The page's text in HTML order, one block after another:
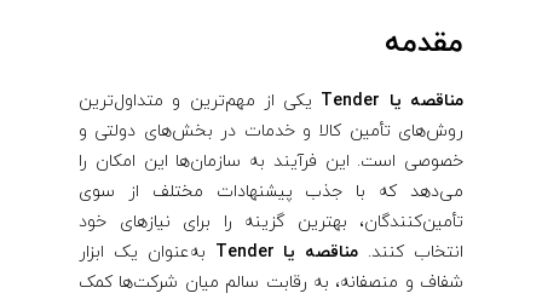
مقدمه
مناقصه یا Tender
یکی از مهم‌ترین و متداول‌ترین
روش‌های تأمین کالا و خدمات در بخش‌های دولتی و
خصوصی است. این فرآیند به سازمان‌ها این امکان را
می‌دهد که با جذب پیشنهادات مختلف از سوی
تأمین‌کنندگان، بهترین گزینه را برای نیازهای خود
انتخاب کنند. مناقصه یا Tender
به‌عنوان یک ابزار
شفاف و منصفانه، به رقابت سالم میان شرکت‌ها کمک